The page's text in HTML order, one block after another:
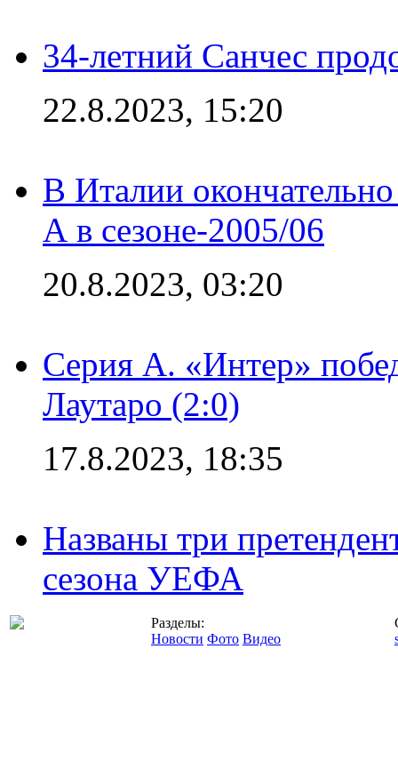
34-летний Санчес
22.8.2023, 15:20
В Италии
А в сезоне-2005/06
20.8.2023, 03:20
Серия А. «Интер»
Лаутаро (2:0)
17.8.2023, 18:35
Названы три
сезона УЕФА
Разделы:
Новости Фото Видео